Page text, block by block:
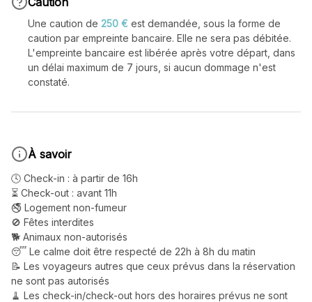
Une caution de 250 € est demandée, sous la forme de
caution par empreinte bancaire. Elle ne sera pas débitée.
L'empreinte bancaire est libérée après votre départ, dans
un délai maximum de 7 jours, si aucun dommage n'est
constaté.
À savoir
🕓 Check-in : à partir de 16h
⏳ Check-out : avant 11h
🚭 Logement non-fumeur
🚫 Fêtes interdites
🐕 Animaux non-autorisés
😴 Le calme doit être respecté de 22h à 8h du matin
📝 Les voyageurs autres que ceux prévus dans la réservation
ne sont pas autorisés
🧹 Les check-in/check-out hors des horaires prévus ne sont